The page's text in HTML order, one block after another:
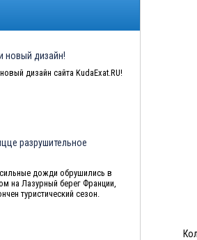
новый дизайн!
дизайн сайта KudaExat.RU!
разрушительное
дожди обрушились в
на Лазурный берег Франции,
туристический сезон.